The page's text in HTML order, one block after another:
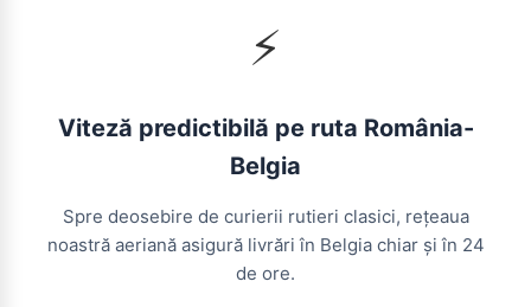
⚡
Viteză predictibilă pe ruta România-
Belgia
Spre deosebire de curierii rutieri clasici, rețeaua
noastră aeriană asigură livrări în Belgia chiar și în 24
de ore.